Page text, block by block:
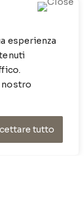
esperienza
nostro
tutto
a